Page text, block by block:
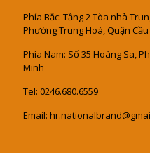
Phía Bắc: Tầng 2 Tòa nhà
Phường Trung Hoà, Quận Cầu
Phía Nam: Số 35 Hoàng Sa,
Minh
Tel: 0246.680.6559
Email: